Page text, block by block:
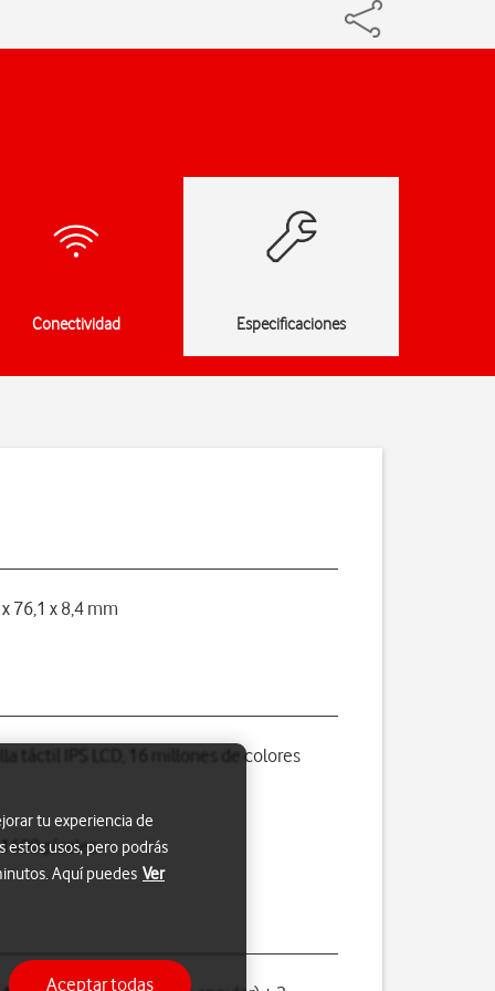
Conectividad Especificaciones
76,1 x 8,4 mm
táctil IPS LCD, 16 millones de colores
píxeles
tu experiencia de
estos usos, pero podrás
Aquí puedes Ver
Aceptar todas